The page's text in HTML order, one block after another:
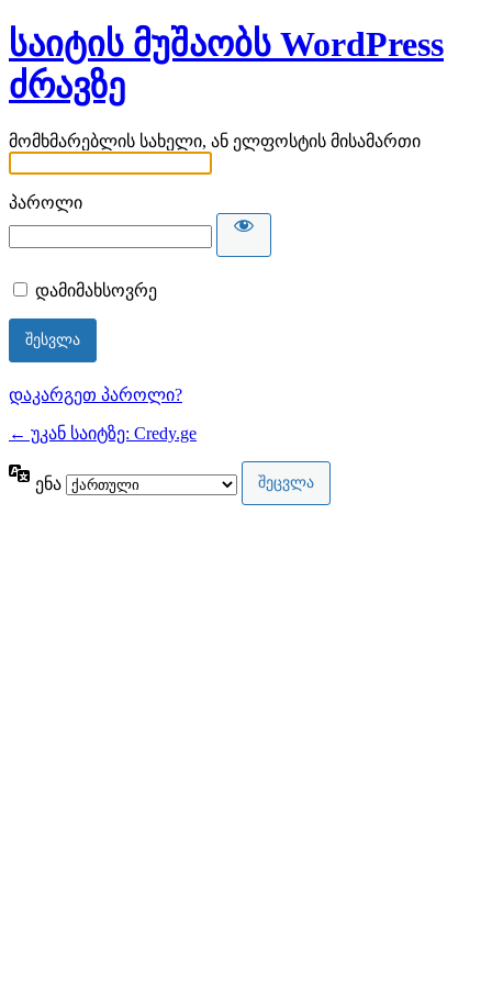
საიტის მუშაობს WordPress
ძრავზე
მომხმარებლის სახელი, ან ელფოსტის მისამართი
პაროლი
დამიმახსოვრე
დაკარგეთ პაროლი?
← უკან საიტზე: Credy.ge
ენა